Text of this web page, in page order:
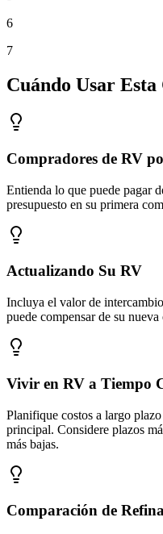
6
7
Cuándo Usar
Compradores de RV
Entienda lo que puede pagar
presupuesto en su primera
Actualizando Su RV
Incluya el valor de
puede compensar de su nueva
Vivir en RV a Tiempo
Planifique costos a largo
principal. Considere plazos
más bajas.
Comparación de